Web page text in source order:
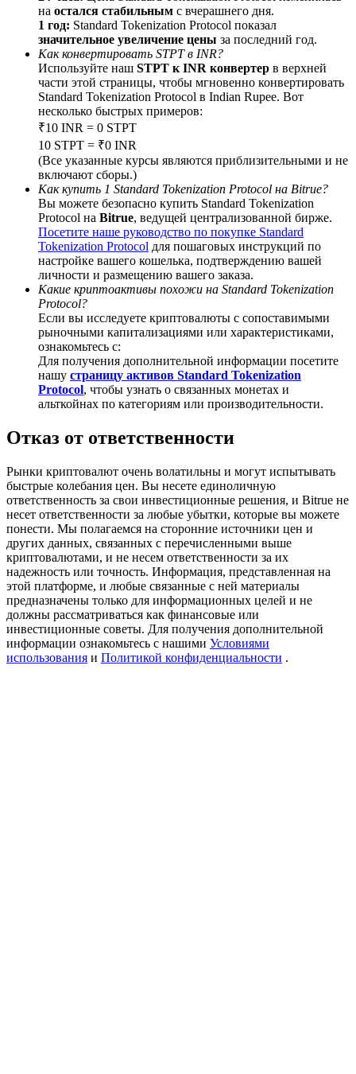
BTC Welcome Rewards
Deposit & Trade BTC to Share 25000 USDT prize pool!
Deposit CASHCAT & Win
Share 500000 CASHCAT prize pool
Exclusive for BitMart Users
Register & Trade to Win 500,000 USDT
Precious Metals Trading Carnival
Trade Gold & Silver · 33,333 USDT Bonus
USDT Flexible Staking | Daily Rewards
BTC New User Exclusive: 6.5% APR
BTC Flexible Staking | Daily Rewards
на остался стабильным с вчерашнего дня.
1 год: Standard Tokenization Protocol показал
значительное увеличение цены за последний год.
Как конвертировать STPT в INR?
Используйте наш STPT к INR конвертер в верхней
части этой страницы, чтобы мгновенно конвертировать
Standard Tokenization Protocol в Indian Rupee. Вот
несколько быстрых примеров:
₹10 INR = 0 STPT
10 STPT = ₹0 INR
(Все указанные курсы являются приблизительными и не
включают сборы.)
Как купить 1 Standard Tokenization Protocol на Bitrue?
Вы можете безопасно купить Standard Tokenization
Protocol на Bitrue, ведущей централизованной бирже.
Посетите наше руководство по покупке Standard
Tokenization Protocol для пошаговых инструкций по
настройке вашего кошелька, подтверждению вашей
личности и размещению вашего заказа.
Какие криптоактивы похожи на Standard Tokenization
Protocol?
Если вы исследуете криптовалюты с сопоставимыми
рыночными капитализациями или характеристиками,
ознакомьтесь с:
Для получения дополнительной информации посетите
нашу страницу активов Standard Tokenization
Protocol, чтобы узнать о связанных монетах и
альткойнах по категориям или производительности.
Отказ от ответственности
Рынки криптовалют очень волатильны и могут испытывать
быстрые колебания цен. Вы несете единоличную
ответственность за свои инвестиционные решения, и Bitrue не
несет ответственности за любые убытки, которые вы можете
понести. Мы полагаемся на сторонние источники цен и
других данных, связанных с перечисленными выше
криптовалютами, и не несем ответственности за их
надежность или точность. Информация, представленная на
этой платформе, и любые связанные с ней материалы
предназначены только для информационных целей и не
должны рассматриваться как финансовые или
инвестиционные советы. Для получения дополнительной
информации ознакомьтесь с нашими Условиями
использования и Политикой конфиденциальности .